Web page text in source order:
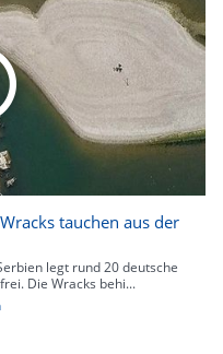
tauchen aus der
legt rund 20 deutsche
Die Wracks behi...